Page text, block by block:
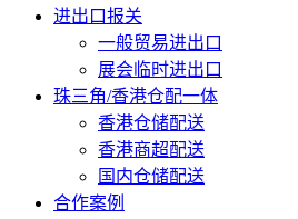
进出口报关
一般贸易进出口
展会临时进出口
珠三角/香港仓配一体
香港仓储配送
香港商超配送
国内仓储配送
合作案例